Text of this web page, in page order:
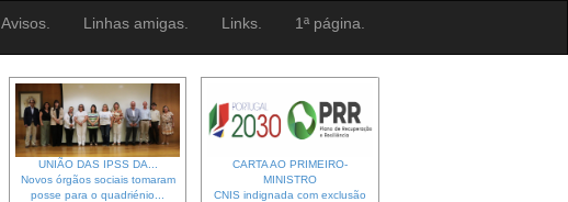
Avisos. Linhas amigas. Links. 1ª página.
UNIÃO DAS IPSS DA...
Novos órgãos sociais tomaram
posse para o quadriénio...
CARTA AO PRIMEIRO-
MINISTRO
CNIS indignada com exclusão